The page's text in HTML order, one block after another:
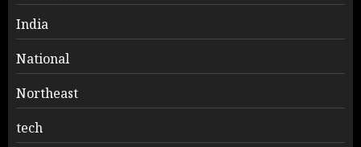
India
National
Northeast
tech